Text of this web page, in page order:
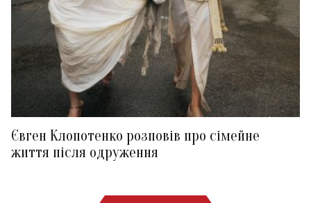
Євген Клопотенко розповів про сімейне
життя після одруження